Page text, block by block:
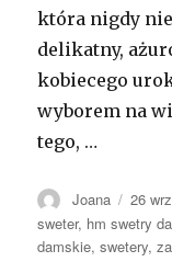
która nigdy
delikatny,
kobiecego
wyborem na
tego, …
Autor
Joana 26
sweter, hm swetry
damskie,swetery,